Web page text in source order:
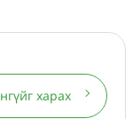
харах